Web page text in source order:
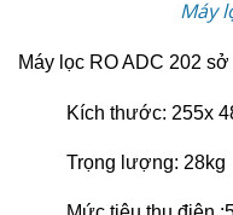
Máy
Máy lọc RO ADC 202
Kích thước: 255x
Trọng lượng: 28kg